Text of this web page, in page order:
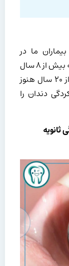
ما در
دندانپزشکی قدس کامپوزیت‌هایی دارند که بیش از ۸ سال
دوام آورده‌اند و حتی آمالگام‌هایی که بعد از ۲۰ سال هنوز
دندان را